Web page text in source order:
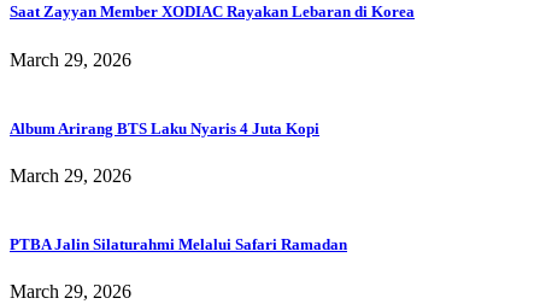
Saat Zayyan Member XODIAC Rayakan Lebaran di Korea
March 29, 2026
Album Arirang BTS Laku Nyaris 4 Juta Kopi
March 29, 2026
PTBA Jalin Silaturahmi Melalui Safari Ramadan
March 29, 2026